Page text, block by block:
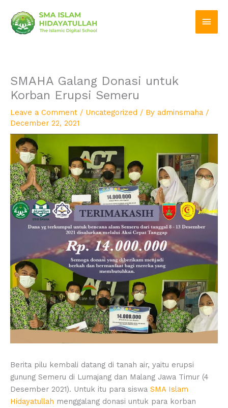
content
Main
SMAHA Galang Donasi untuk
Korban Erupsi Semeru
Leave a Comment / Uncategorized / By adminsmaha /
December 22, 2021
Berita pilu kembali datang di tanah air, yaitu erupsi
gunung Semeru di Lumajang dan Malang Jawa Timur (4
Desember 2021). Untuk itu para siswa SMA Islam
Hidayatullah menggalang donasi untuk para korban